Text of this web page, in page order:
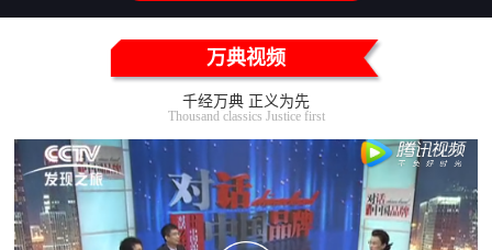
万典视频
千经万典 正义为先
Thousand classics Justice first